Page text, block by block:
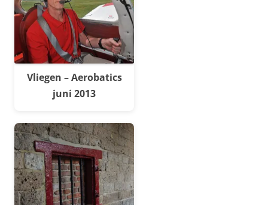
Vliegen – Aerobatics
juni 2013